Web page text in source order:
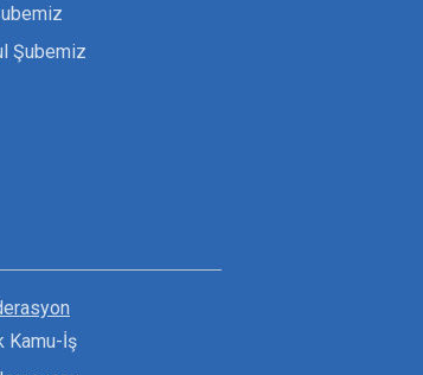
Şubemiz
Kamu-İş